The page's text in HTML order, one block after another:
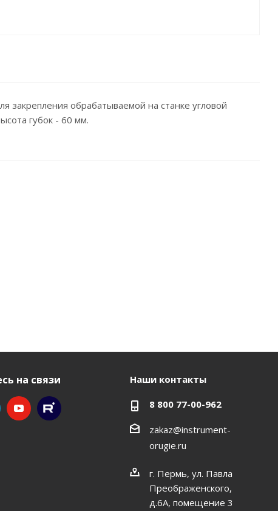
обрабатываемой на станке угловой
губок - 60 мм.
на связи Наши контакты
8 800 77-00-962
zakaz@instrument-
orugie.ru
г. Пермь, ул. Павла
Преображенского,
д.6А, помещение 3